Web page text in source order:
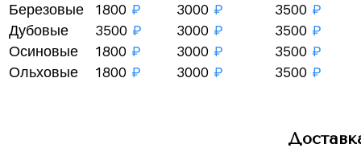
Березовые
1800 ₽ 3000 ₽ 3500 ₽
Дубовые
3500 ₽ 3000 ₽ 3500 ₽
Осиновые
1800 ₽ 3000 ₽ 3500 ₽
Ольховые
1800 ₽ 3000 ₽ 3500 ₽